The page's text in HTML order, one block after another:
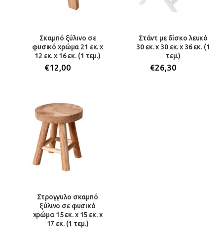
Σκαμπό ξύλινο σε
φυσικό χρώμα 21 εκ. x
12 εκ. x 16 εκ. (1 τεμ.)
€12,00
Στάντ με δίσκο λευκό
30 εκ. x 30 εκ. x 36 εκ. (1
τεμ.)
€26,30
Στρογγυλο σκαμπό
ξύλινο σε φυσικό
χρώμα 15 εκ. x 15 εκ. x
17 εκ. (1 τεμ.)